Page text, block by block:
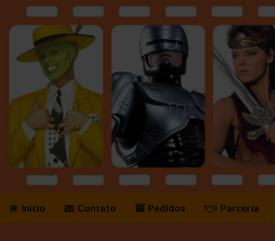
Início Contato Pedidos Parceria